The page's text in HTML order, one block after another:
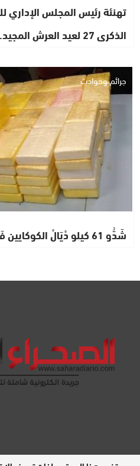
تهنئة رئيس المجلس الإداري
الذكرى 27 لعيد العرش المجيد..
جرائم وحوادث
شَدُّو 61 كيلو دْيَالْ الكوكايين فَالكركرات..